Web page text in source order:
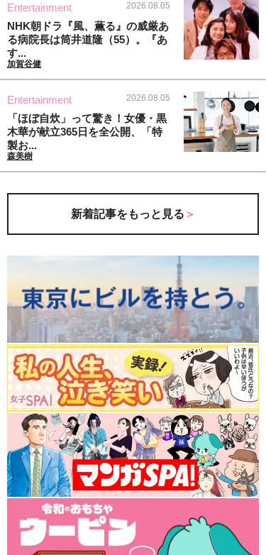
Entertainment 2026.08.05
NHK朝ドラ『風、薫る』の威厳あ
る病院長は筒井道隆（55）。『あ
す...
加賀谷健
Entertainment 2026.08.05
「ほぼ自炊」って驚き！女優・黒
木華が献立365日を全公開、「特
製お...
森美樹
新着記事をもっと見る